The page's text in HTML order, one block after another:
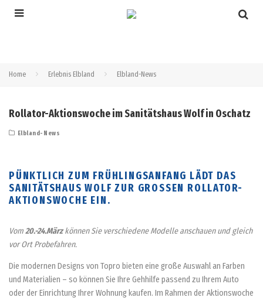
Home Erlebnis Elbland Elbland-News
Rollator-Aktionswoche im Sanitätshaus Wolf in Oschatz
Elbland-News
PÜNKTLICH ZUM FRÜHLINGSANFANG LÄDT DAS
SANITÄTSHAUS WOLF ZUR GROSSEN ROLLATOR-A
KTIONSWOCHE EIN.
Vom20.-24.Märzkönnen Sie verschiedene Modelle anschauen und gleich
vor Ort Probefahren.
Die modernen Designs von Topro bieten eine große Auswahl an Farben
und Materialien – so können Sie Ihre Gehhilfe passend zu Ihrem Auto
oder der Einrichtung Ihrer Wohnung kaufen. Im Rahmen der Aktionswoche